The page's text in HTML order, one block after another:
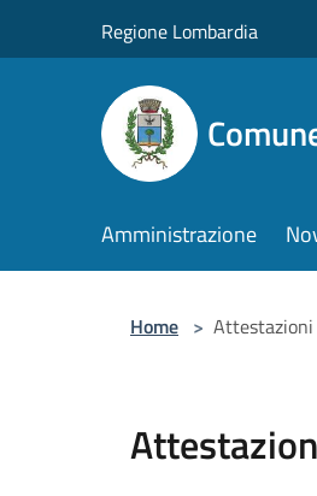
Regione Lombardia
Amministrazione
Home >